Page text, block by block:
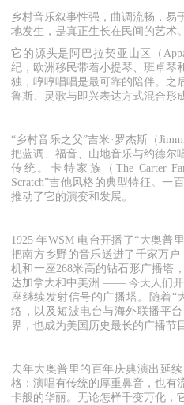
乡村音乐叙事性强，曲调流畅，易
地发生，是真正生长在民间的艺术。
它的源头是阿巴拉契亚山区（
纪，欧洲移民带着小提琴、班卓琴
独，哼哼唱唱是最可靠的陪伴。之
鲁斯、灵歌与即兴表达方式混合形
“乡村音乐之父”吉米·罗杰斯（
把蓝调、福音、山地音乐与约德尔
传统。卡特家族（The Carter
Scratch”吉他风格的典型特征。一
推动了它的演变和发展。
1925 年WSM 电台开播了“大奥普
把南方乡野的音乐送进了千家万户
机和一座268米高的钻石形广播塔
达加拿大和中美洲 —— 今天人们
座继续发射信号的广播塔。随着“
络，以及短波电台与海外联播平
界，也成为美国历史最长的广播节
去年大奥普里的百年庆典演出延
格：演唱有传统的厚重鼻音，也有
卡般的华丽。无论怎样千变万化，